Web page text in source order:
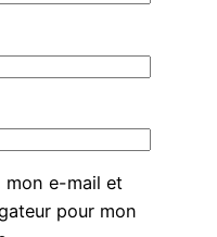
mon e-mail et
pour mon